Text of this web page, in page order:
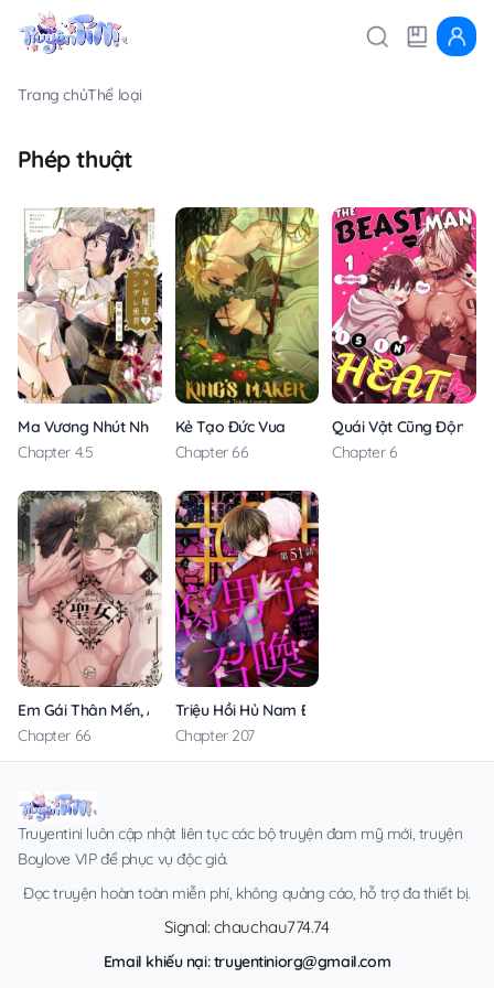
Trang chủThể loại
Phép thuật
Ma Vương Nhút Nhát Và Anh Hùng Ác Ma
Chapter 4.5
Kẻ Tạo Đức Vua
Chapter 66
Quái Vật Cũng Động
Chapter 6
Em Gái Thân Mến, Anh Đã Trở Thành Thánh Nữ Rồi
Chapter 66
Triệu Hồi Hủ Nam Đến Thế Giới Khác
Chapter 207
Truyentini luôn cập nhật liên tục các bộ truyện đam mỹ mới, truyện
Boylove VIP để phục vụ độc giả.
Đọc truyện hoàn toàn miễn phí, không quảng cáo, hỗ trợ đa thiết bị.
Signal: chauchau774.74
Email khiếu nại:truyentiniorg@gmail.com